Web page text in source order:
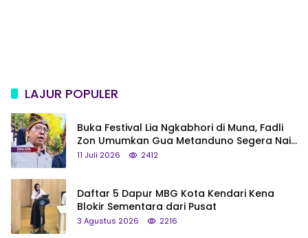
LAJUR POPULER
Buka Festival Lia Ngkabhori di Muna, Fadli
Zon Umumkan Gua Metanduno Segera Naik
Status Jadi Cagar Budaya Nasional
11 Juli 2026 2412
Daftar 5 Dapur MBG Kota Kendari Kena
Blokir Sementara dari Pusat
3 Agustus 2026 2216